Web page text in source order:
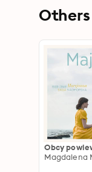
Obcy
Magdalena